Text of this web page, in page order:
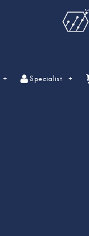
Specialist